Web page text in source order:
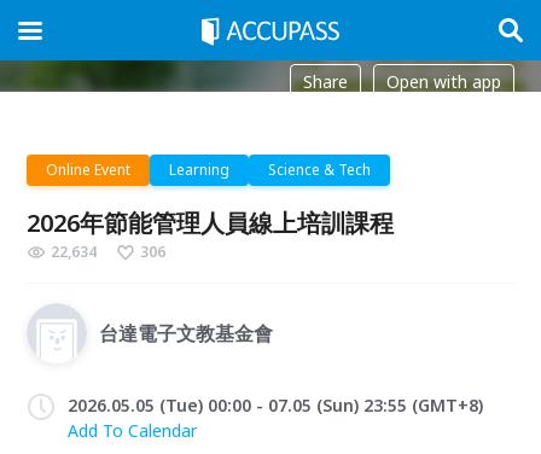
Share Open with app
Online Event Learning Science & Tech
2026年節能管理人員線上培訓課程
22,634 306
台達電子文教基金會
2026.05.05 (Tue) 00:00 - 07.05 (Sun) 23:55 (GMT+8)
Add To Calendar